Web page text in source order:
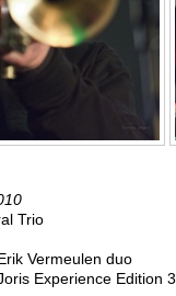
Trio
Vermeulen duo
Experience Edition 3